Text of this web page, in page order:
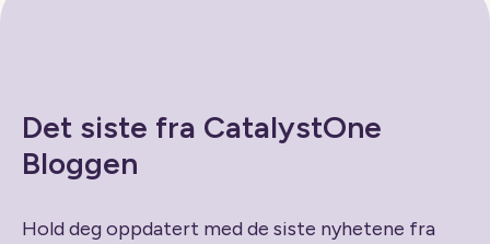
Det siste fra CatalystOne
Bloggen
Hold deg oppdatert med de siste nyhetene fra